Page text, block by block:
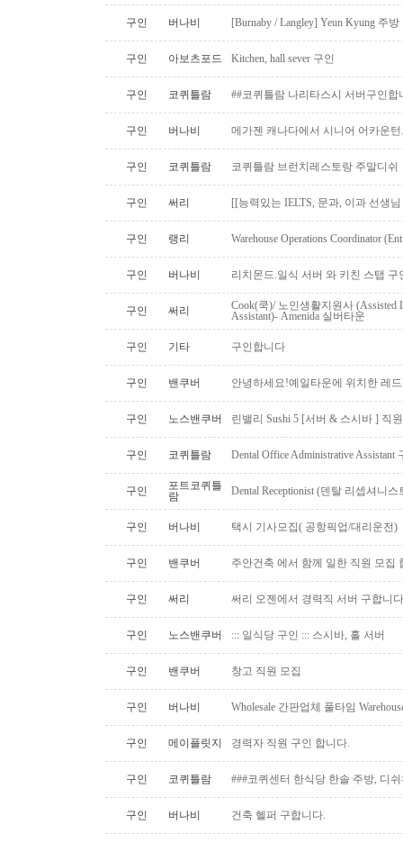
구인 버나비 [Burnaby / Langley] Yeun Kyung 주
구인 아보츠포드 Kitchen, hall sever 구인
구인 코퀴틀람 ##코퀴틀람 나리타스시 서버구인합
구인 버나비 메가젠 캐나다에서 시니어 어카운
구인 코퀴틀람 코퀴틀람 브런치레스토랑 주말디쉬
구인 써리 [[능력있는 IELTS, 문과, 이과 선생
구인 랭리 Warehouse Operations Coordinator
구인 버나비 리치몬드.일식 서버 와 키친 스탭 구
구인 써리
Cook(쿡)/ 노인생활지원사 (Assisted
Assistant)- Amenida 실버타운
구인 기타 구인합니다
구인 밴쿠버 안녕하세요!예일타운에 위치한 레
구인 노스밴쿠버 린밸리 Sushi 5 [서버 & 스시바 ] 직
구인 코퀴틀람 Dental Office Administrative Assistant
구인
포트코퀴틀
람
Dental Receptionist (덴탈 리셉셔니
구인 버나비 택시 기사모집( 공항픽업/대리운전)
구인 밴쿠버 주안건축 에서 함께 일한 직원 모집
구인 써리 써리 오젠에서 경력직 서버 구합니다
구인 노스밴쿠버 ::: 일식당 구인 ::: 스시바, 홀 서버
구인 밴쿠버 창고 직원 모집
구인 버나비 Wholesale 간판업체 풀타임
구인 메이플릿지 경력자 직원 구인 합니다.
구인 코퀴틀람 ###코퀴센터 한식당 한솔 주방, 디
구인 버나비 건축 헬퍼 구합니다.